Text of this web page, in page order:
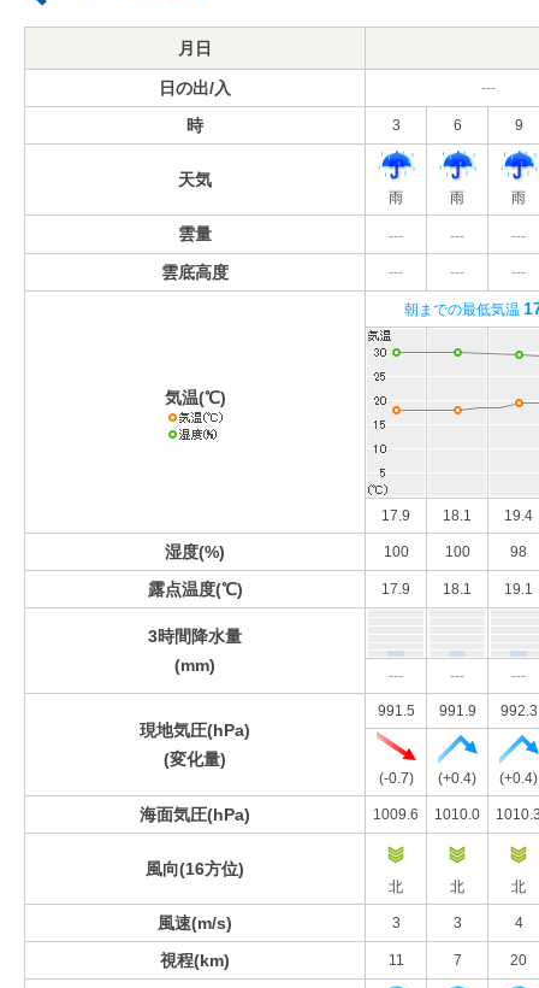
月日
日の出/入 ---
時 3 6 9
天気
雨 雨 雨
雲量 --- --- ---
雲底高度 --- --- ---
気温(℃)
朝までの最低気温
17.9 18.1 19.4
湿度(%) 100 100 98
露点温度(℃) 17.9 18.1 19.1
3時間降水量
(mm)
--- --- ---
現地気圧(hPa)
(変化量)
991.5 991.9 992.3
(-0.7) (+0.4) (+0.4)
海面気圧(hPa) 1009.6 1010.0
風向(16方位)
北 北 北
風速(m/s) 3 3 4
視程(km) 11 7 20